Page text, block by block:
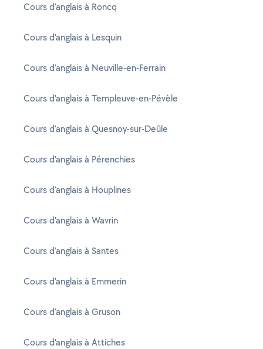
Cours d'anglais à Roncq
Cours d'anglais à Lesquin
Cours d'anglais à Neuville-en-Ferrain
Cours d'anglais à Templeuve-en-Pévèle
Cours d'anglais à Quesnoy-sur-Deûle
Cours d'anglais à Pérenchies
Cours d'anglais à Houplines
Cours d'anglais à Wavrin
Cours d'anglais à Santes
Cours d'anglais à Emmerin
Cours d'anglais à Gruson
Cours d'anglais à Attiches